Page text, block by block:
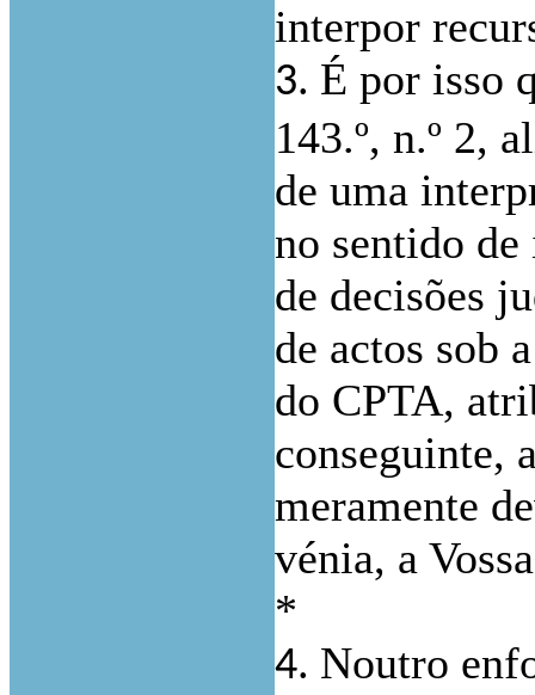
interpor
3. É por isso
143.º, n.º 2,
de uma
no sentido de
de decisões
de actos sob
do CPTA,
conseguinte,
meramente
vénia, a
*
4. Noutro